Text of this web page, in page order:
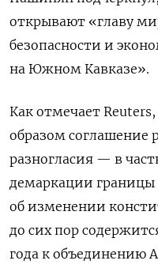
открывают «главу
безопасности и
на Южном Кавказе».
Как отмечает
образом соглашение
разногласия — в
демаркации границы
об изменении
до сих пор
года к объединению